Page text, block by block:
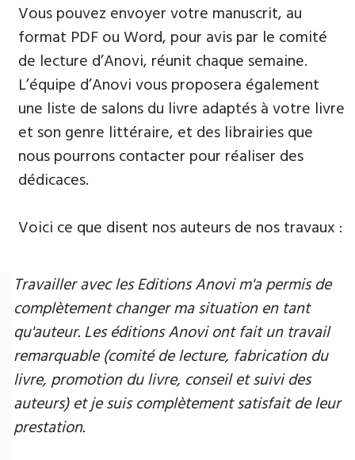
Vous pouvez envoyer votre manuscrit, au
format PDF ou Word, pour avis par le comité
de lecture d’Anovi, réunit chaque semaine.
L’équipe d’Anovi vous proposera également
une liste de salons du livre adaptés à votre livre
et son genre littéraire, et des librairies que
nous pourrons contacter pour réaliser des
dédicaces.
Voici ce que disent nos auteurs de nos travaux :
Travailler avec les Editions Anovi m'a permis de
complètement changer ma situation en tant
qu'auteur. Les éditions Anovi ont fait un travail
remarquable (comité de lecture, fabrication du
livre, promotion du livre, conseil et suivi des
auteurs) et je suis complètement satisfait de leur
prestation.